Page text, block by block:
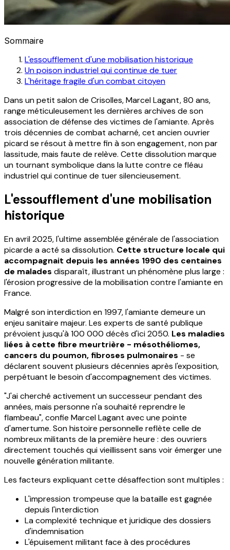
Sommaire
L'essoufflement d'une mobilisation historique
Un poison industriel qui continue de tuer
L'héritage fragile d'un combat citoyen
Dans un petit salon de Crisolles, Marcel Lagant, 80 ans,
range méticuleusement les dernières archives de son
association de défense des victimes de l'amiante. Après
trois décennies de combat acharné, cet ancien ouvrier
picard se résout à mettre fin à son engagement, non par
lassitude, mais faute de relève. Cette dissolution marque
un tournant symbolique dans la lutte contre ce fléau
industriel qui continue de tuer silencieusement.
L'essoufflement d'une mobilisation
historique
En avril 2025, l'ultime assemblée générale de l'association
picarde a acté sa dissolution. Cette structure locale qui
accompagnait depuis les années 1990 des centaines
de malades disparaît, illustrant un phénomène plus large :
l'érosion progressive de la mobilisation contre l'amiante en
France.
Malgré son interdiction en 1997, l'amiante demeure un
enjeu sanitaire majeur. Les experts de santé publique
prévoient jusqu'à 100 000 décès d'ici 2050. Les maladies
liées à cette fibre meurtrière - mésothéliomes,
cancers du poumon, fibroses pulmonaires - se
déclarent souvent plusieurs décennies après l'exposition,
perpétuant le besoin d'accompagnement des victimes.
"J'ai cherché activement un successeur pendant des
années, mais personne n'a souhaité reprendre le
flambeau", confie Marcel Lagant avec une pointe
d'amertume. Son histoire personnelle reflète celle de
nombreux militants de la première heure : des ouvriers
directement touchés qui vieillissent sans voir émerger une
nouvelle génération militante.
Les facteurs expliquant cette désaffection sont multiples :
L'impression trompeuse que la bataille est gagnée
depuis l'interdiction
La complexité technique et juridique des dossiers
d'indemnisation
L'épuisement militant face à des procédures